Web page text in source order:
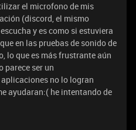
el microfono de mis
(discord, el mismo
y es como si estuviera
en las pruebas de sonido de
lo que es más frustrante aún
parece ser un
no lo logran
ayudaran:( he intentando de